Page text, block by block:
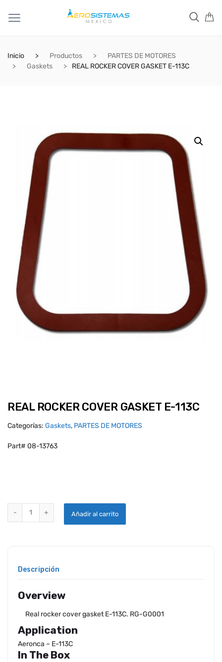
Inicio Productos
PARTES DE MOTORES
Gaskets
REAL ROCKER COVER GASKET E-113C
REAL ROCKER COVER GASKET E-113C
Categorías: Gaskets, PARTES DE MOTORES
Part# 08-13763
REAL ROCKER COVER GASKET E-113C quantity
Añadir al carrito
Descripción
Overview
Real rocker cover gasket E-113C. RG-G0001
Application
Aeronca – E-113C
In The Box